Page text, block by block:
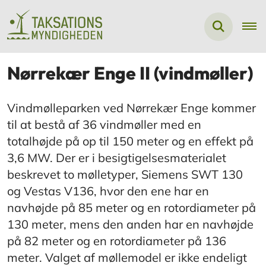
Nørrekær Enge II (vindmøller)
Vindmølleparken ved Nørrekær Enge kommer
til at bestå af 36 vindmøller med en
totalhøjde på op til 150 meter og en effekt på
3,6 MW. Der er i besigtigelsesmaterialet
beskrevet to mølletyper, Siemens SWT 130
og Vestas V136, hvor den ene har en
navhøjde på 85 meter og en rotordiameter på
130 meter, mens den anden har en navhøjde
på 82 meter og en rotordiameter på 136
meter. Valget af møllemodel er ikke endeligt